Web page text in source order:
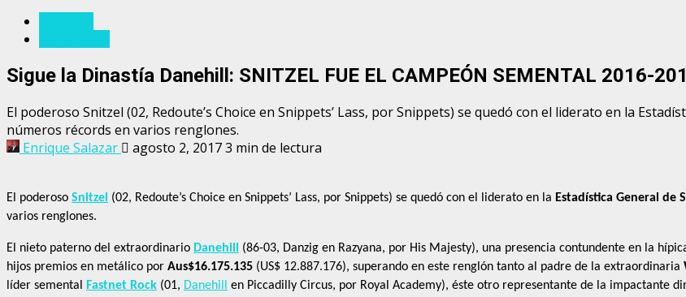
Sigue la Dinastía Danehill: SNITZEL FUE EL CAMPEÓN SEMENTAL 2016-
El poderoso Snitzel (02, Redoute’s Choice en Snippets’ Lass, por Snippets) se quedó con el liderato en la
números récords en varios renglones.
Enrique Salazar
agosto 2, 20173 min de lectura
El poderoso Snitzel (02, Redoute’s Choice en Snippets’ Lass, por Snippets) se quedó con el liderato en la Estadística General de
varios renglones.
El nieto paterno del extraordinario Danehill
(86-03, Danzig en Razyana, por His Majesty), una presencia contundente en la
hijos premios en metálico por Aus$16.175.135 (US$ 12.887.176), superando en este renglón tanto al padre de la extraordinaria
líder semental
Fastnet Rock (01, Danehill en Piccadilly Circus, por Royal Academy), éste otro representante de la impactante